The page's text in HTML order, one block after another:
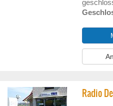
Radio